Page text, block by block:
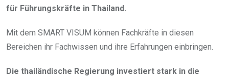
für Führungskräfte in Thailand.
Mit dem SMART VISUM können Fachkräfte in diesen
Bereichen ihr Fachwissen und ihre Erfahrungen einbringen.
Die thailändische Regierung investiert stark in die